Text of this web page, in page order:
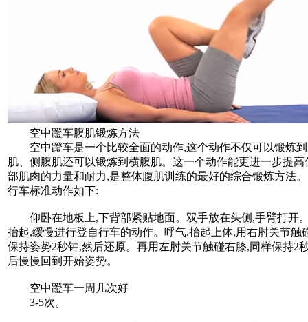
空中蹬车腹肌锻炼方法
空中蹬车是一个比较全面的动作,这个动作不仅可以锻炼
肌、侧腹肌还可以锻炼到横腹肌。这一个动作能更进一步提高
部肌肉的力量和耐力,是整体腹肌训练的最好的综合锻炼方法
行车标准动作如下:
仰卧在地板上,下背部紧贴地面。双手放在头侧,手臂打开
抬起,缓慢进行登自行车的动作。呼气,抬起上体,用右肘关节触
保持姿势2秒钟,然后还原。再用左肘关节触碰右膝,同样保持2
后慢慢回到开始姿势。
空中蹬车一周几次好
3-5次。